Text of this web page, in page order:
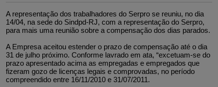
A representação dos trabalhadores do Serpro se reuniu, no dia
14/04, na sede do Sindpd-RJ, com a representação do Serpro,
para mais uma reunião sobre a compensação dos dias parados.
A Empresa aceitou estender o prazo de compensação até o dia
31 de julho próximo. Conforme lavrado em ata, “excetuam-se do
prazo apresentado acima as empregadas e empregados que
fizeram gozo de licenças legais e comprovadas, no período
compreendido entre 16/11/2010 e 31/07/2011.